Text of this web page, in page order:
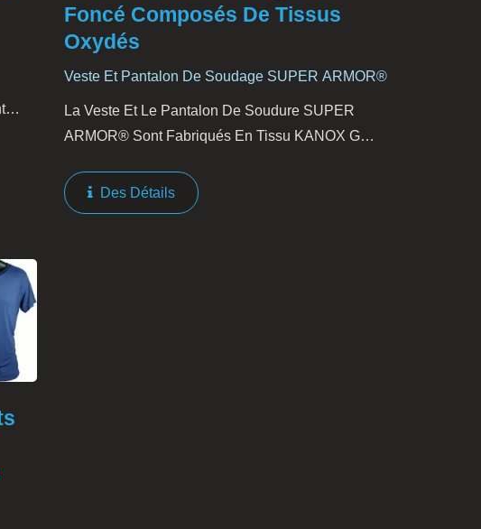
Foncé Composés De Tissus
Oxydés
Veste Et Pantalon De Soudage SUPER ARMOR®
La Veste Et Le Pantalon De Soudure SUPER
ARMOR® Sont Fabriqués En Tissu KANOX G
De Fibres Pan Oxydées Et De Fibres Aramides.
Les Excellentes Performances...
Des Détails